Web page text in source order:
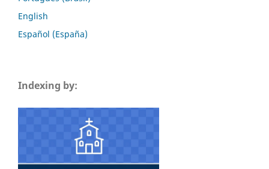
English
Español (España)
Indexing by: